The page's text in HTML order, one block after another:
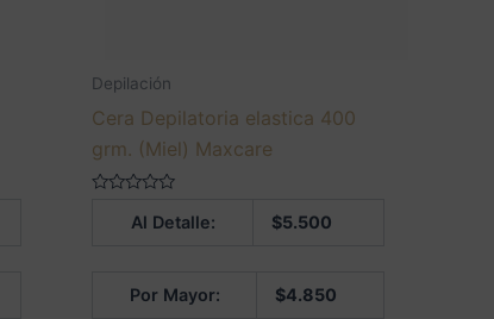
Depilación
Cera Depilatoria elastica 400
grm. (Miel) Maxcare
Al Detalle: $5.500
Por Mayor: $4.850